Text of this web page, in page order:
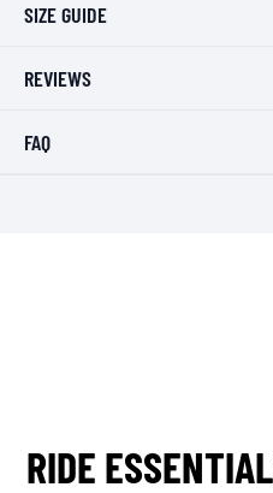
SIZE GUIDE
REVIEWS
FAQ
RIDE